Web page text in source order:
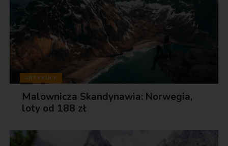
ARTYKUŁY
Malownicza Skandynawia: Norwegia,
loty od 188 zł